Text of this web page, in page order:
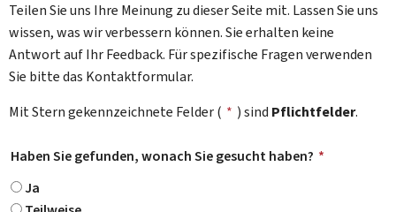
Teilen Sie uns Ihre Meinung zu dieser Seite mit. Lassen Sie uns
wissen, was wir verbessern können. Sie erhalten keine
Antwort auf Ihr Feedback. Für spezifische Fragen verwenden
Sie bitte das Kontaktformular.
Mit Stern gekennzeichnete Felder ( * ) sind Pflichtfelder.
Haben Sie gefunden, wonach Sie gesucht haben? *
Ja